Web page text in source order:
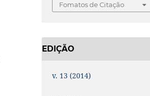
Fomatos de Citação
EDIÇÃO
v. 13 (2014)